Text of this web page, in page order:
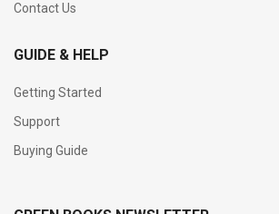
Contact Us
GUIDE & HELP
Getting Started
Support
Buying Guide